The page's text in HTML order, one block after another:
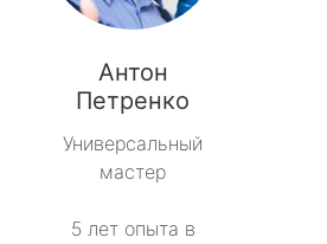
Антон
Петренко
Универсальный
мастер
5 лет опыта в